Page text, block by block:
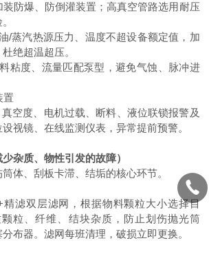
防爆、防倒灌装置；高真空管路选用耐压
/蒸汽热源压力、温度不超设备额定值，加
绝超温超压。
粘度、流量匹配泵型，避免气蚀、脉冲进
置
空度、电机过载、断料、液位联锁报警及
视镜、在线监测仪表，异常提前预警。
杂质、物性引发的故障）
体、刮板卡滞、结垢的核心环节。
精滤双层滤网，根据物料颗粒大小选择目
粒、纤维、结块杂质，防止划伤抛光筒
布器。滤网每班清理，破损立即更换。